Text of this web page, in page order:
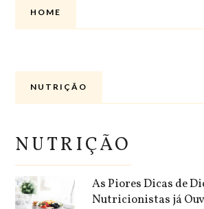
HOME
NUTRIÇÃO
NUTRIÇÃO
As Piores Dicas de
Nutricionistas já